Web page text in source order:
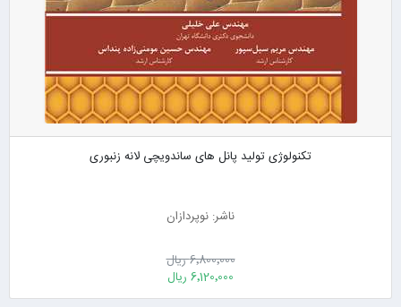
تکنولوژی تولید پانل های ساندویچی لانه زنبوری
ناشر: نوپردازان
6٬800٬000 ریال
6٬120٬000 ریال